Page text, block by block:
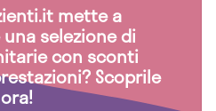
mette a
selezione di
con sconti
Scoprile
ora!